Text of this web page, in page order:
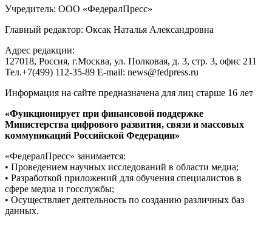
Учредитель: ООО «ФедералПресс»
Главный редактор: Оксак Наталья Александровна
Адрес редакции:
127018, Россия, г.Москва, ул. Полковая, д. 3, стр. 3, офис 211
Тел.+7(499) 112-35-89 E-mail: news@fedpress.ru
Информация на сайте предназначена для лиц старше 16 лет
«Функционирует при финансовой поддержке
Министерства цифрового развития, связи и массовых
коммуникаций Российской Федерации»
«ФедералПресс» занимается:
• Проведением научных исследований в области медиа;
• Разработкой приложений для обучения специалистов в
сфере медиа и госслужбы;
• Осуществляет деятельность по созданию различных баз
данных.